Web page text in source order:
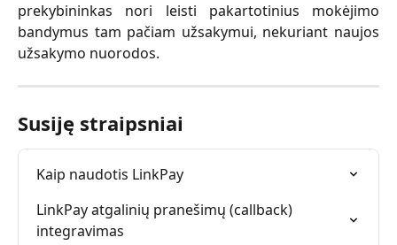
prekybininkas nori leisti pakartotinius mokėjimo
bandymus tam pačiam užsakymui, nekuriant naujos
užsakymo nuorodos.
Susiję straipsniai
Kaip naudotis LinkPay
LinkPay atgalinių pranešimų (callback)
integravimas